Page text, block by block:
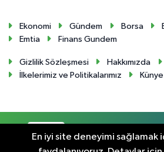
Ekonomi Gündem Borsa
Emtia
Finans Gundem
Gizlilik Sözleşmesi Hakkımızda
İlkelerimiz ve Politikalarımız
Künye
En iyi site deneyimi sağlamak